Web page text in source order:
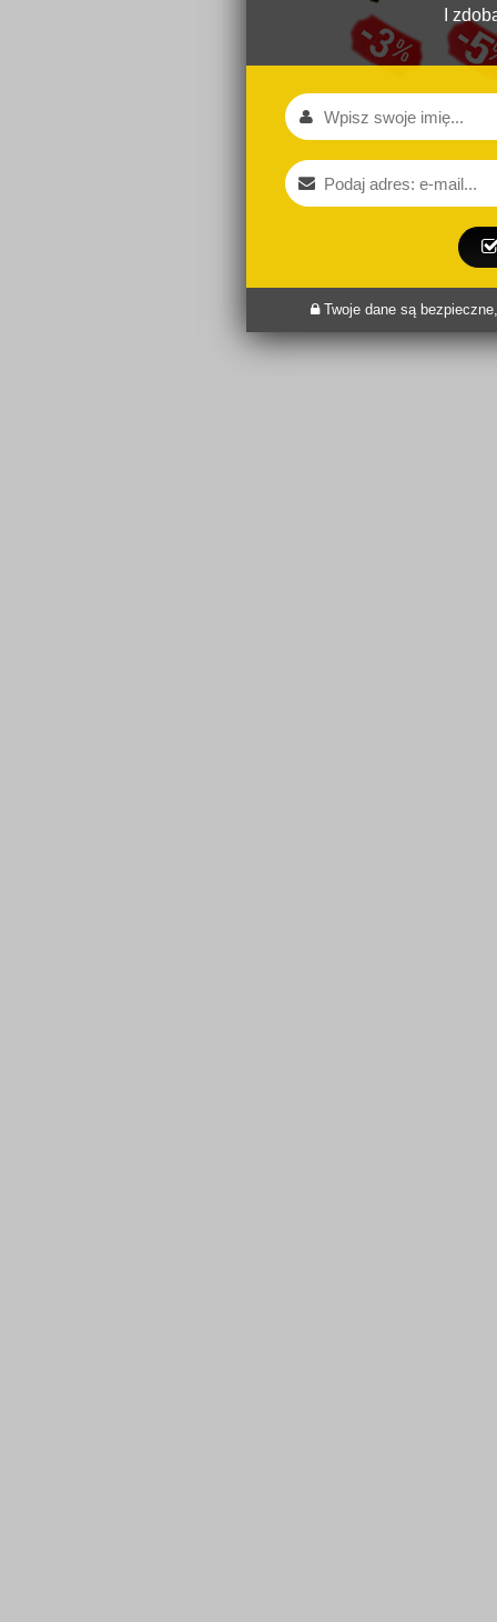
I
Twoje dane są